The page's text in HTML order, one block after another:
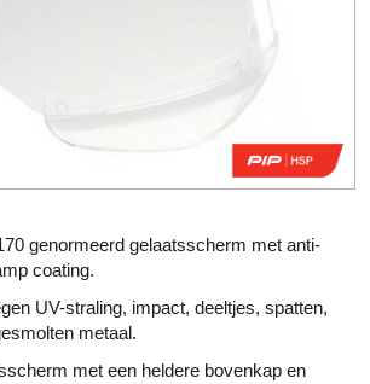
genormeerd gelaatsscherm met anti-
coating.
UV-straling, impact, deeltjes, spatten,
metaal.
met een heldere bovenkap en